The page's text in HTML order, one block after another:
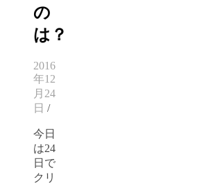
の
は？
2016
年12
月24
日 /
今日
は24
日で
クリ